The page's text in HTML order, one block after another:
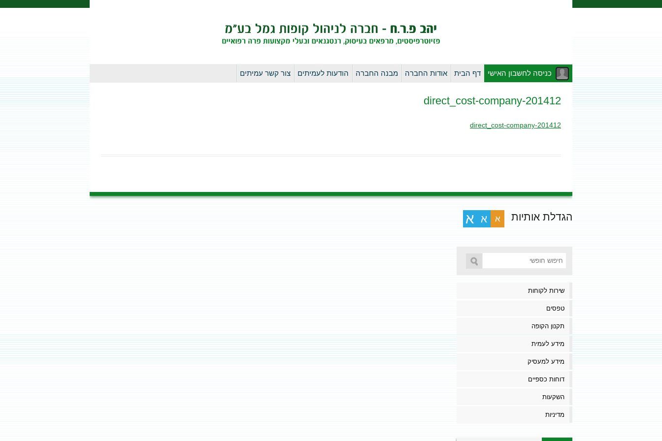
לדלג
כניסה לחשבון האישי דף הבית אודות החברה מבנה החברה הודעות לעמיתים צור קשר עמיתים
201412-direct_cost-company
201412-direct_cost-company
הגדלת אותיות א א א
שירות לקוחות
טפסים
תקנון הקופה
מידע לעמית
מידע למעסיק
דוחות כספיים
השקעות
מדיניות